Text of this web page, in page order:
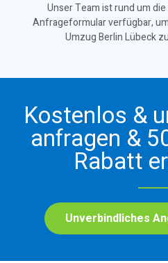
Unser Team ist rund um
Anfrageformular verfügbar,
Umzug Berlin Lübeck
Kostenlos &
anfragen &
Rabatt
Unverbindliches